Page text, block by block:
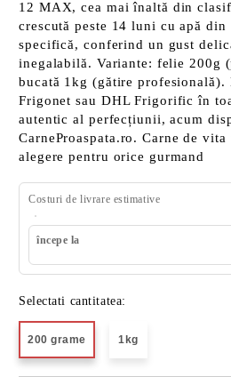
12 MAX, cea mai înaltă din
crescută peste 14 luni cu apă
specifică, conferind un gust
inegalabilă. Variante: felie 200g
bucată 1kg (gătire
Frigonet sau DHL Frigorific în
autentic al perfecțiunii, acum
CarneProaspata.ro. Carne de
alegere pentru orice gurmand
Costuri de livrare estimative
începe la
Selectati cantitatea:
200 grame 1kg